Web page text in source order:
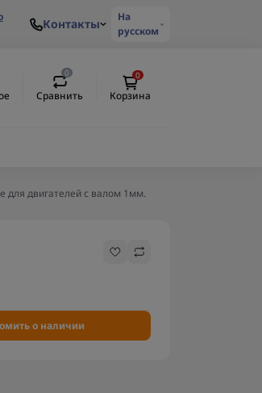
Контакты
На
русском
0
Сравнить
0
Корзина
двигателей с валом 1мм.
о наличии